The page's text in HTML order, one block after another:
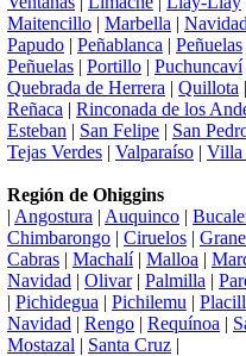
Maitencillo | Marbella | Navidad
Papudo | Peñablanca | Peñuelas
Peñuelas | Portillo | Puchuncaví
Quebrada de Herrera | Quillota |
Reñaca | Rinconada de los
Esteban | San Felipe | San
Tejas Verdes | Valparaíso | Villa
Región de Ohiggins
| Angostura | Auquinco |
Chimbarongo | Ciruelos |
Cabras | Machalí| Malloa |
Navidad | Olivar| Palmilla |
| Pichidegua | Pichilemu |
Navidad | Rengo | Requínoa |
Mostazal | Santa Cruz |